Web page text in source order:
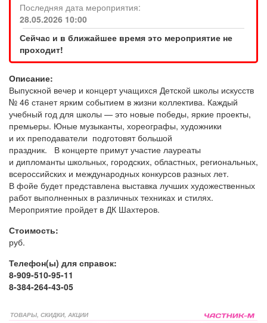
ТВ программа Я - пенсионер
Последняя дата мероприятия:
28.05.2026 10:00
Сейчас и в ближайшее время это мероприятие не
проходит!
Описание:
Выпускной вечер и концерт учащихся Детской школы искусств
№ 46 станет ярким событием в жизни коллектива. Каждый
учебный год для школы — это новые победы, яркие проекты,
премьеры. Юные музыканты, хореографы, художники
и их преподаватели подготовят большой
праздник. В концерте примут участие лауреаты
и дипломанты школьных, городских, областных, региональных,
всероссийских и международных конкурсов разных лет.
В фойе будет представлена выставка лучших художественных
работ выполненных в различных техниках и стилях.
Мероприятие пройдет в ДК Шахтеров.
Стоимость:
руб.
Телефон(ы) для справок:
8-909-510-95-11
8-384-264-43-05
ТОВАРЫ, СКИДКИ, АКЦИИ